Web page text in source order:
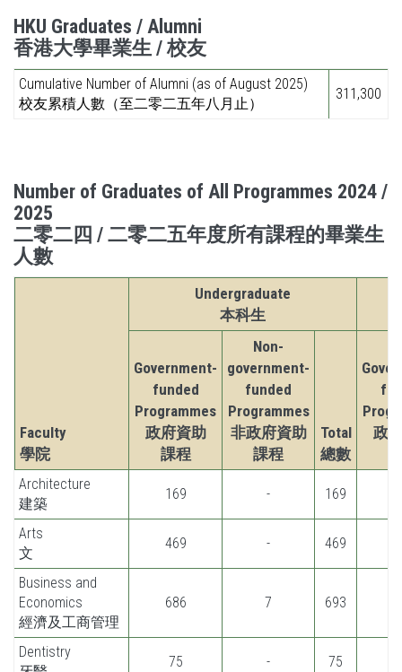
HKU Graduates / Alumni
香港大學畢業生 / 校友
Cumulative Number of Alumni (as of August 2025)
校友累積人數（至二零二五年八月止）
311,300
Number of Graduates of All Programmes 2024 /
2025
二零二四 / 二零二五年度所有課程的畢業生
人數
Faculty
學院
Undergraduate
本科生
Government-
funded
Programmes
政府資助
課程
Non-
government-
funded
Programmes
非政府資助
課程
Total
總數
政
Architecture
建築
169 - 169
Arts
文
469 - 469
Business and
Economics
經濟及工商管理
686 7 693
Dentistry
75 - 75